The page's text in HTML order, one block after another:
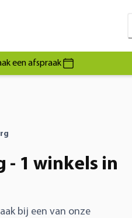
een afspraak
- 1 winkels in
bij een van onze